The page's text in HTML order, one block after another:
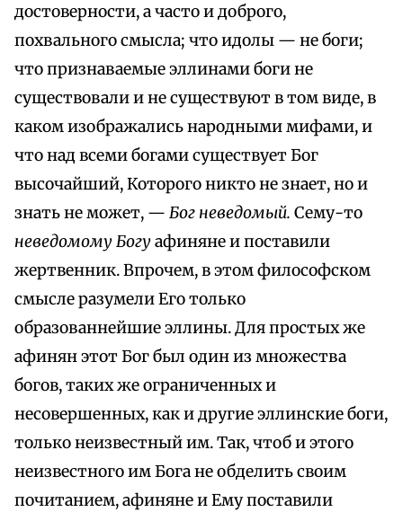
достоверности, а часто и доброго,
похвального смысла; что идолы — не боги;
что признаваемые эллинами боги не
существовали и не существуют в том виде, в
каком изображались народными мифами, и
что над всеми богами существует Бог
высочайший, Которого никто не знает, но и
знать не может, — Бог неведомый. Сему-то
неведомому Богуафиняне и поставили
жертвенник. Впрочем, в этом философском
смысле разумели Его только
образованнейшие эллины. Для простых же
афинян этот Бог был один из множества
богов, таких же ограниченных и
несовершенных, как и другие эллинские боги,
только неизвестный им. Так, чтоб и этого
неизвестного им Бога не обделить своим
почитанием, афиняне и Ему поставили